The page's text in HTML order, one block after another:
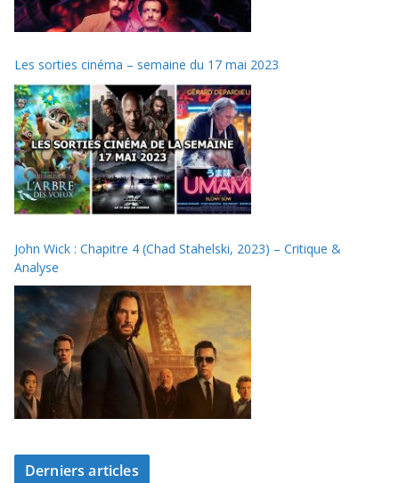
Les sorties cinéma – semaine du 17 mai 2023
John Wick : Chapitre 4 (Chad Stahelski, 2023) – Critique &
Analyse
Derniers articles